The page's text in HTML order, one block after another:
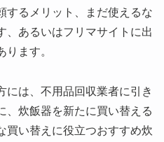
するメリット、まだ使えるな
、あるいはフリマサイトに出
ます。
には、不用品回収業者に引き
、炊飯器を新たに買い替える
買い替えに役立つおすすめ炊